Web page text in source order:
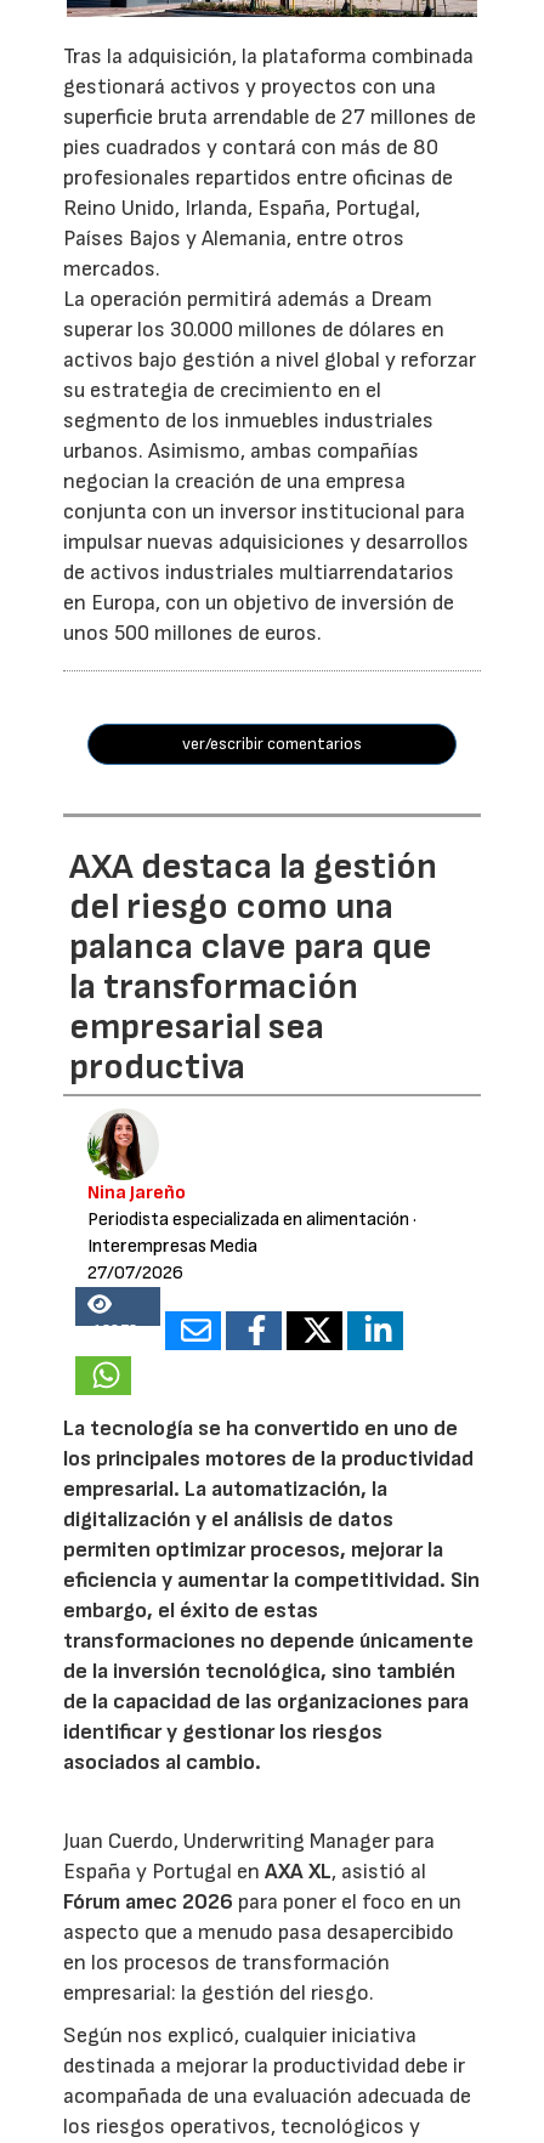
Tras la adquisición, la plataforma combinada
gestionará activos y proyectos con una
superficie bruta arrendable de 27 millones de
pies cuadrados y contará con más de 80
profesionales repartidos entre oficinas de
Reino Unido, Irlanda, España, Portugal,
Países Bajos y Alemania, entre otros
mercados.
La operación permitirá además a Dream
superar los 30.000 millones de dólares en
activos bajo gestión a nivel global y reforzar
su estrategia de crecimiento en el
segmento de los inmuebles industriales
urbanos. Asimismo, ambas compañías
negocian la creación de una empresa
conjunta con un inversor institucional para
impulsar nuevas adquisiciones y desarrollos
de activos industriales multiarrendatarios
en Europa, con un objetivo de inversión de
unos 500 millones de euros.
ver/escribir comentarios
AXA destaca la gestión
del riesgo como una
palanca clave para que
la transformación
empresarial sea
productiva
Nina Jareño
Periodista especializada en alimentación ·
Interempresas Media
27/07/2026
13873
La tecnología se ha convertido en uno de
los principales motores de la productividad
empresarial. La automatización, la
digitalización y el análisis de datos
permiten optimizar procesos, mejorar la
eficiencia y aumentar la competitividad. Sin
embargo, el éxito de estas
transformaciones no depende únicamente
de la inversión tecnológica, sino también
de la capacidad de las organizaciones para
identificar y gestionar los riesgos
asociados al cambio.
Juan Cuerdo, Underwriting Manager para
España y Portugal enAXA XL, asistió al
Fórum amec 2026 para poner el foco en un
aspecto que a menudo pasa desapercibido
en los procesos de transformación
empresarial: la gestión del riesgo.
Según nos explicó, cualquier iniciativa
destinada a mejorar la productividad debe ir
acompañada de una evaluación adecuada de
los riesgos operativos, tecnológicos y